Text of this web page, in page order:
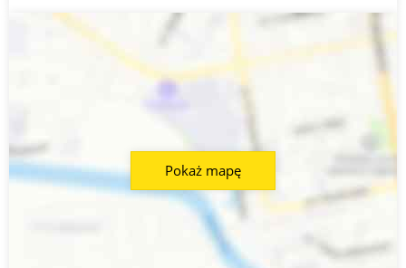
Pokaż mapę